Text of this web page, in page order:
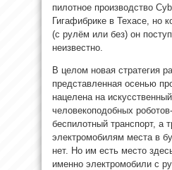
пилотное производство
Гигафибрике в Техасе, но
(с рулём или без) он
неизвестно.
В целом новая стратегия
представленная осенью
нацелена на
человекоподобных
беспилотный транспорт, а
электромобилям места в
нет. Но им есть место
именно электромобили с